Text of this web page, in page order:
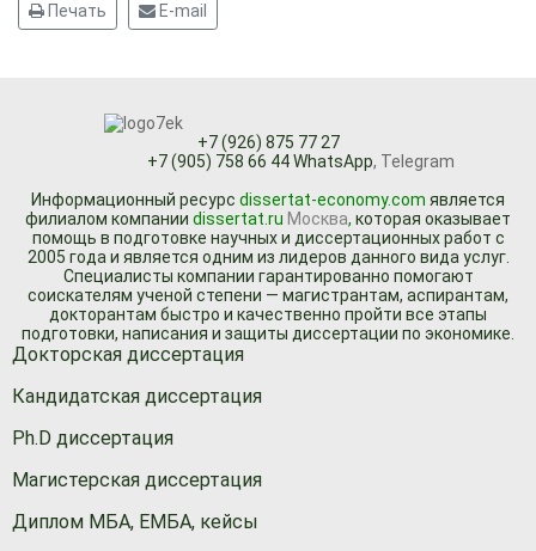
Печать E-mail
+7 (926) 875 77 27
+7 (905) 758 66 44 WhatsApp, Telegram
Информационный ресурc dissertat-economy.com является
филиалом компании dissertat.ru Москва, которая оказывает
помощь в подготовке научных и диссертационных работ с
2005 года и является одним из лидеров данного вида услуг.
Специалисты компании гарантированно помогают
соискателям ученой степени — магистрантам, аспирантам,
докторантам быстро и качественно пройти все этапы
подготовки, написания и защиты диссертации по экономике.
Докторская диссертация
Кандидатская диссертация
Ph.D диссертация
Магистерская диссертация
Диплом МБА, ЕМБА, кейсы